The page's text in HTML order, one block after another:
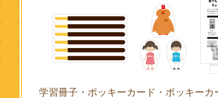
学習冊子・ポッキーカード・ポッキーカ